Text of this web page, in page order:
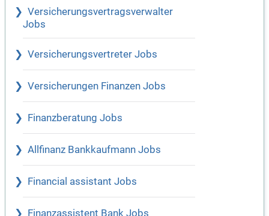
Versicherungsvertragsverwalter
Jobs
Versicherungsvertreter Jobs
Versicherungen Finanzen Jobs
Finanzberatung Jobs
Allfinanz Bankkaufmann Jobs
Financial assistant Jobs
Finanzassistent Bank Jobs